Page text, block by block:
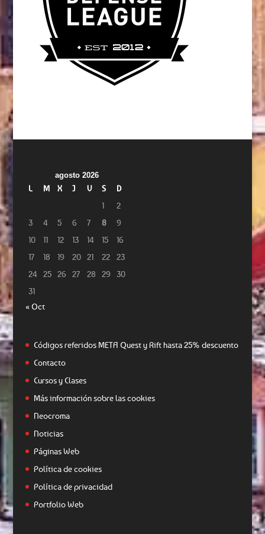
agosto 2026
L M X J V S
D
1
2
3
4 5 6 7 8
9
10
11 12 13 14 15
16
17
18 19 20 21 22
23
24
25 26 27 28 29
30
31
« Oct
Códigos referidos META Quest y Rift hasta 25% descuento
Contacto
Cursos y Clases
Más información sobre las cookies
Neocroma
Noticias
Páginas Web
Política de cookies
Política de privacidad
Portfolio Web